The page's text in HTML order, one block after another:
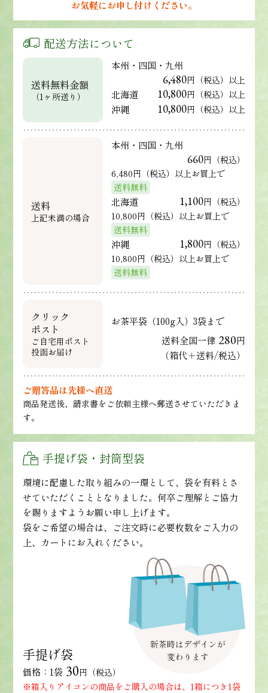
お気軽にお申し付けください。
配送方法について
送料無料金額
（1ヶ所送り）
本州・四国・九州
6,480円（税込）以上
北海道 10,800円（税込）以上
沖縄 10,800円（税込）以上
送料
上記未満の場合
本州・四国・九州
660円（税込）
6,480円（税込）以上お買上で
送料無料
北海道 1,100円（税込）
10,800円（税込）以上お買上で
送料無料
沖縄 1,800円（税込）
10,800円（税込）以上お買上で
送料無料
クリック
ポスト
ご自宅用ポスト
投函お届け
お茶平袋（100g入）3袋まで
送料全国一律 280円
（箱代＋送料/税込）
ご贈答品は先様へ直送
商品発送後、請求書をご依頼主様へ郵送させていただきま
す。
手提げ袋・封筒型袋
環境に配慮した取り組みの一環として、袋を有料とさ
せていただくこととなりました。何卒ご理解とご協力
を賜りますようお願い申し上げます。
袋をご希望の場合は、ご注文時に必要枚数をご入力の
上、カートにお入れください。
手提げ袋
価格：1袋 30円（税込）
※箱入りアイコンの商品をご購入の場合は、1箱につき1袋